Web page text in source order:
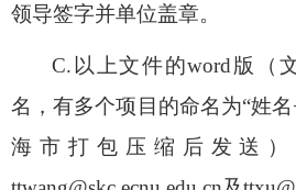
领导签字并单位盖章。
C. 以上文件的word版（
名，有多个项目的命名为“姓名
海市打包压缩后发送